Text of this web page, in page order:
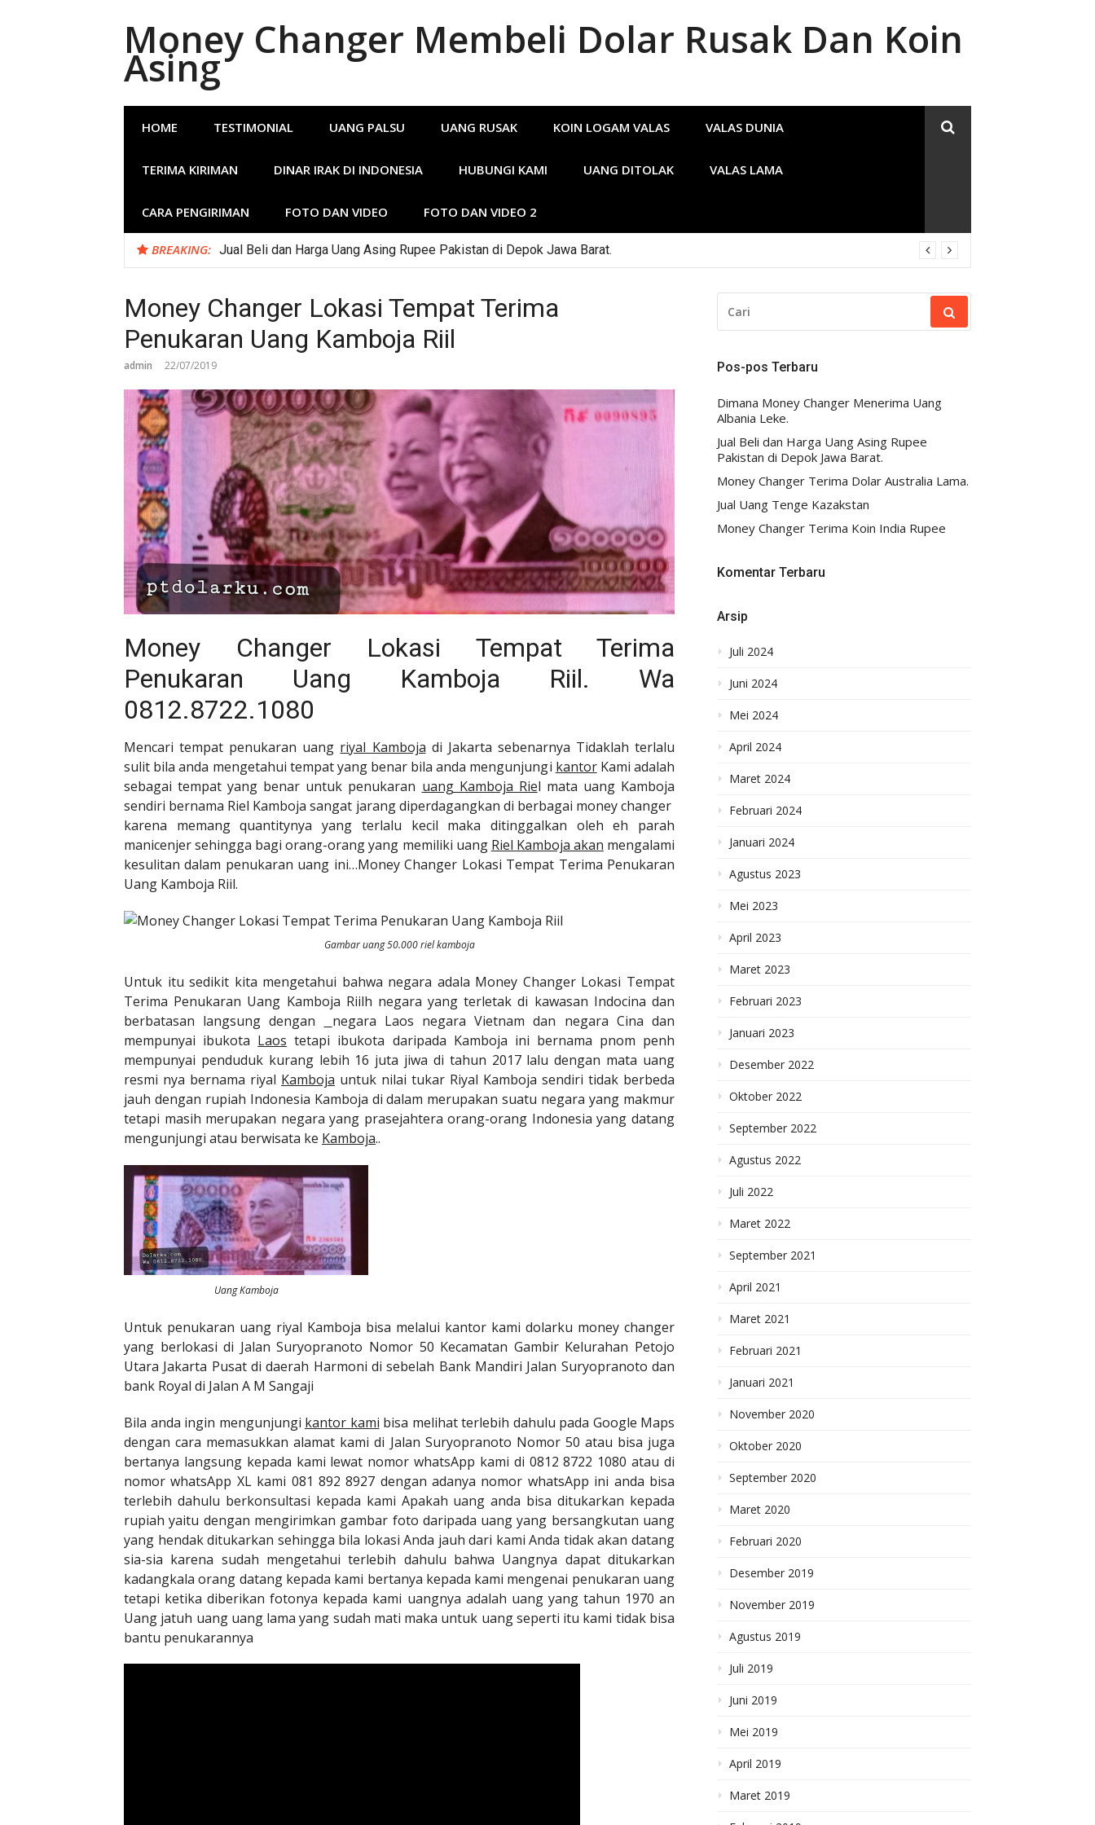
Money Changer Membeli Dolar Rusak Dan Koin
Asing
HOME TESTIMONIAL UANG PALSU UANG RUSAK KOIN LOGAM VALAS VALAS DUNIA
TERIMA KIRIMAN DINAR IRAK DI INDONESIA HUBUNGI KAMI UANG DITOLAK VALAS LAMA
CARA PENGIRIMAN FOTO DAN VIDEO FOTO DAN VIDEO 2
BREAKING: Jual Beli dan Harga Uang Asing Rupee Pakistan di Depok Jawa Barat.
Money Changer Lokasi Tempat Terima
Penukaran Uang Kamboja Riil
admin 22/07/2019
Money Changer Lokasi Tempat Terima
Penukaran Uang Kamboja Riil. Wa
0812.8722.1080
Mencari tempat penukaran uang riyal Kamboja di Jakarta sebenarnya Tidaklah terlalu
sulit bila anda mengetahui tempat yang benar bila anda mengunjungi kantorKami adalah
sebagai tempat yang benar untuk penukaran uang Kamboja Riel mata uang Kamboja
sendiri bernama Riel Kamboja sangat jarang diperdagangkan di berbagai money changer
karena memang quantitynya yang terlalu kecil maka ditinggalkan oleh eh parah
manicenjer sehingga bagi orang-orang yang memiliki uang Riel Kamboja akan mengalami
kesulitan dalam penukaran uang ini…Money Changer Lokasi Tempat Terima Penukaran
Uang Kamboja Riil.
Gambar uang 50.000 riel kamboja
Untuk itu sedikit kita mengetahui bahwa negara adala Money Changer Lokasi Tempat
Terima Penukaran Uang Kamboja Riilh negara yang terletak di kawasan Indocina dan
berbatasan langsung dengan
negara Laos negara Vietnam dan negara Cina dan
mempunyai ibukota Laos tetapi ibukota daripada Kamboja ini bernama pnom penh
mempunyai penduduk kurang lebih 16 juta jiwa di tahun 2017 lalu dengan mata uang
resmi nya bernama riyal Kamboja untuk nilai tukar Riyal Kamboja sendiri tidak berbeda
jauh dengan rupiah Indonesia Kamboja di dalam merupakan suatu negara yang makmur
tetapi masih merupakan negara yang prasejahtera orang-orang Indonesia yang datang
mengunjungi atau berwisata ke Kamboja..
Uang Kamboja
Untuk penukaran uang riyal Kamboja bisa melalui kantor kami dolarku money changer
yang berlokasi di Jalan Suryopranoto Nomor 50 Kecamatan Gambir Kelurahan Petojo
Utara Jakarta Pusat di daerah Harmoni di sebelah Bank Mandiri Jalan Suryopranoto dan
bank Royal di Jalan A M Sangaji
Bila anda ingin mengunjungi kantor kami bisa melihat terlebih dahulu pada Google Maps
dengan cara memasukkan alamat kami di Jalan Suryopranoto Nomor 50 atau bisa juga
bertanya langsung kepada kami lewat nomor whatsApp kami di 0812 8722 1080 atau di
nomor whatsApp XL kami 081 892 8927 dengan adanya nomor whatsApp ini anda bisa
terlebih dahulu berkonsultasi kepada kami Apakah uang anda bisa ditukarkan kepada
rupiah yaitu dengan mengirimkan gambar foto daripada uang yang bersangkutan uang
yang hendak ditukarkan sehingga bila lokasi Anda jauh dari kami Anda tidak akan datang
sia-sia karena sudah mengetahui terlebih dahulu bahwa Uangnya dapat ditukarkan
kadangkala orang datang kepada kami bertanya kepada kami mengenai penukaran uang
tetapi ketika diberikan fotonya kepada kami uangnya adalah uang yang tahun 1970 an
Uang jatuh uang uang lama yang sudah mati maka untuk uang seperti itu kami tidak bisa
bantu penukarannya
UNTUK:
Pos-pos Terbaru
Dimana Money Changer Menerima Uang
Albania Leke.
Jual Beli dan Harga Uang Asing Rupee
Pakistan di Depok Jawa Barat.
Money Changer Terima Dolar Australia Lama.
Jual Uang Tenge Kazakstan
Money Changer Terima Koin India Rupee
Komentar Terbaru
Arsip
Juli 2024
Juni 2024
Mei 2024
April 2024
Maret 2024
Februari 2024
Januari 2024
Agustus 2023
Mei 2023
April 2023
Maret 2023
Februari 2023
Januari 2023
Desember 2022
Oktober 2022
September 2022
Agustus 2022
Juli 2022
Maret 2022
September 2021
April 2021
Maret 2021
Februari 2021
Januari 2021
November 2020
Oktober 2020
September 2020
Maret 2020
Februari 2020
Desember 2019
November 2019
Agustus 2019
Juli 2019
Juni 2019
Mei 2019
April 2019
Maret 2019